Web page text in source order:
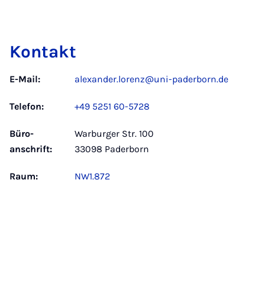
Kontakt
E-Mail: alexander.lorenz@uni-paderborn.de
Telefon: +49 5251 60-5728
Büro­
anschrift:
Warburger Str. 100
33098 Paderborn
Raum: NW1.872